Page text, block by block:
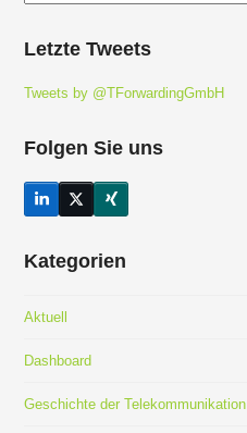
Letzte Tweets
Tweets by @TForwardingGmbH
Folgen Sie uns
LinkedInTwitter
(deprecated)
Xing
Kategorien
Aktuell
Dashboard
Geschichte der Telekommunikation